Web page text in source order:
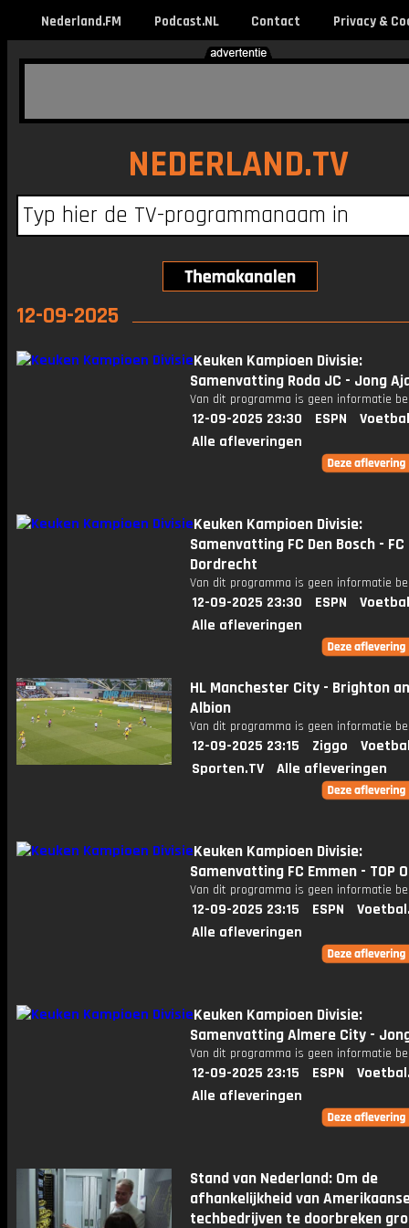
Nederland.FM Podcast.NL Contact Privacy &
NEDERLAND.TV
12-09-2025
Keuken Kampioen Divisie:
Samenvatting Roda JC - Jong
Van dit programma is geen informatie
12-09-2025 23:30 ESPN
Alle afleveringen
Keuken Kampioen Divisie:
Samenvatting FC Den Bosch - FC
Dordrecht
Van dit programma is geen informatie
12-09-2025 23:30 ESPN
Alle afleveringen
HL Manchester City - Brighton
Albion
Van dit programma is geen informatie
12-09-2025 23:15 Ziggo
Sporten.TV
Alle afleveringen
Keuken Kampioen Divisie:
Samenvatting FC Emmen - TOP
Van dit programma is geen informatie
12-09-2025 23:15 ESPN
Alle afleveringen
Keuken Kampioen Divisie:
Samenvatting Almere City -
Van dit programma is geen informatie
12-09-2025 23:15 ESPN
Alle afleveringen
Stand van Nederland: Om de
afhankelijkheid van
techbedrijven te doorbreken